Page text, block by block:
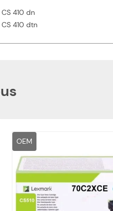
CS 410 dn
CS 410 dtn
OEM